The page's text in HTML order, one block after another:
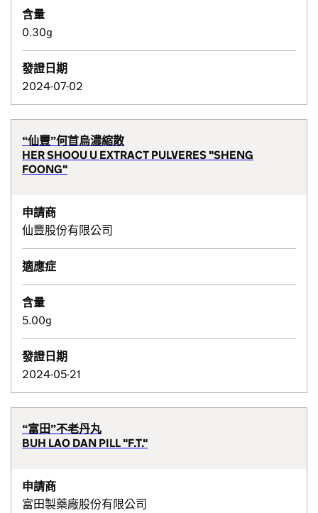
含量
0.30g
發證日期
2024-07-02
“仙豐”何首烏濃縮散
HER SHOOU U EXTRACT PULVERES "SHENG
FOONG"
申請商
仙豐股份有限公司
適應症
含量
5.00g
發證日期
2024-05-21
“富田”不老丹丸
BUH LAO DAN PILL "F.T."
申請商
富田製藥廠股份有限公司